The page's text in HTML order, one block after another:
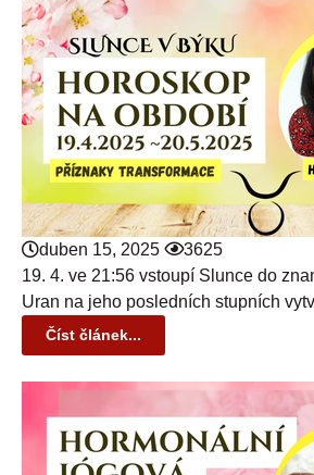
duben 15, 2025
3625
19. 4. ve 21:56 vstoupí Slunce do
Uran na jeho posledních stupních
Číst článek...